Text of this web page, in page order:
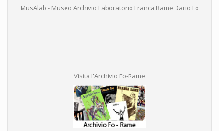
MusAlab - Museo Archivio Laboratorio Franca Rame Dario Fo
Visita l'Archivio Fo-Rame